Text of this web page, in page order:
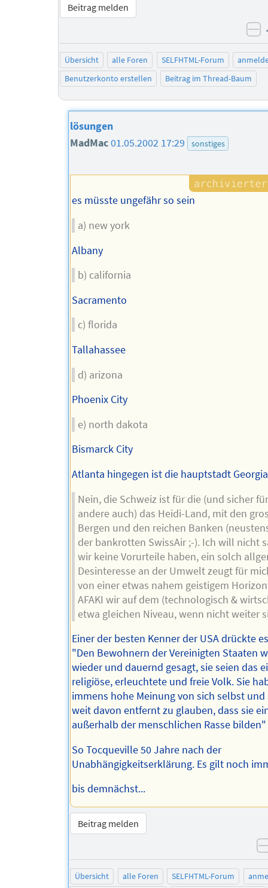
Beitrag melden
Übersicht alle Foren SELFHTML-Forum
Benutzerkonto erstellen
Beitrag im Thread-Baum
lösungen
MadMac01.05.2002 17:29 sonstiges
es müsste ungefähr so sein
a) new york
Albany
b) california
Sacramento
c) florida
Tallahassee
d) arizona
Phoenix City
e) north dakota
Bismarck City
Atlanta hingegen ist die hauptstadt
Nein, die Schweiz ist für die (und sicher
andere auch) das Heidi-Land, mit den
Bergen und den reichen Banken
der bankrotten SwissAir ;-). Ich will nicht
wir keine Vorurteile haben, ein solch
Desinteresse an der Umwelt zeugt für
von einer etwas nahem geistigem
AFAKI wir auf dem (technologisch &
etwa gleichen Niveau, wenn nicht weiter
Einer der besten Kenner der USA drückte
"Den Bewohnern der Vereinigten Staaten
wieder und dauernd gesagt, sie seien das
religiöse, erleuchtete und freie Volk. Sie
immens hohe Meinung von sich selbst
weit davon entfernt zu glauben, dass sie
außerhalb der menschlichen Rasse bilden"
So Tocqueville 50 Jahre nach der
Unabhängigkeitserklärung. Es gilt noch
bis demnächst...
Beitrag melden
Übersicht alle Foren SELFHTML-Forum